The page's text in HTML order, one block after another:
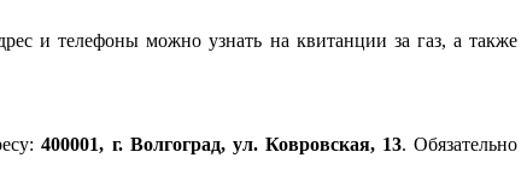
и телефоны можно узнать на квитанции за газ, а также
400001, г. Волгоград, ул. Ковровская, 13. Обязательно